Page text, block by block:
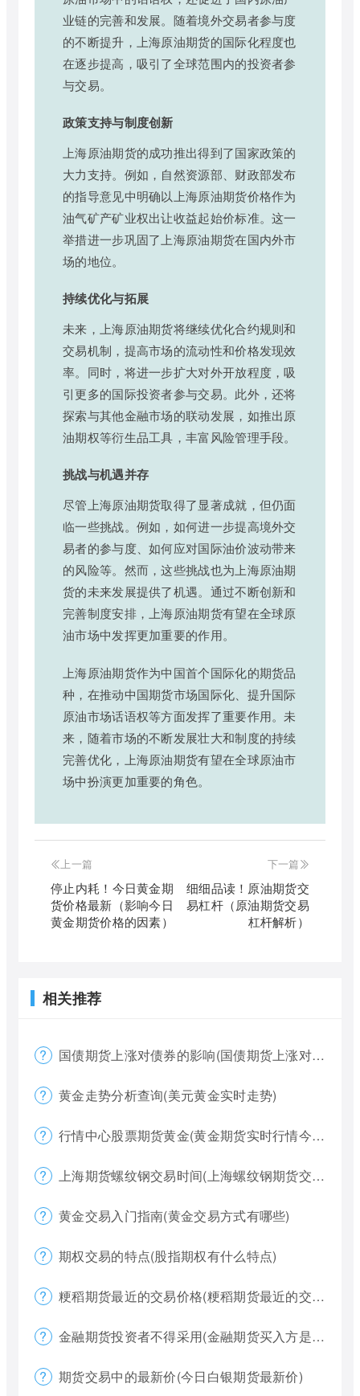
业链的完善和发展。随着境外交易者参与度
的不断提升，上海原油期货的国际化程度也
在逐步提高，吸引了全球范围内的投资者参
与交易。
政策支持与制度创新
上海原油期货的成功推出得到了国家政策的
大力支持。例如，自然资源部、财政部发布
的指导意见中明确以上海原油期货价格作为
油气矿产矿业权出让收益起始价标准。这一
举措进一步巩固了上海原油期货在国内外市
场的地位。
持续优化与拓展
未来，上海原油期货将继续优化合约规则和
交易机制，提高市场的流动性和价格发现效
率。同时，将进一步扩大对外开放程度，吸
引更多的国际投资者参与交易。此外，还将
探索与其他金融市场的联动发展，如推出原
油期权等衍生品工具，丰富风险管理手段。
挑战与机遇并存
尽管上海原油期货取得了显著成就，但仍面
临一些挑战。例如，如何进一步提高境外交
易者的参与度、如何应对国际油价波动带来
的风险等。然而，这些挑战也为上海原油期
货的未来发展提供了机遇。通过不断创新和
完善制度安排，上海原油期货有望在全球原
油市场中发挥更加重要的作用。
上海原油期货作为中国首个国际化的期货品
种，在推动中国期货市场国际化、提升国际
原油市场话语权等方面发挥了重要作用。未
来，随着市场的不断发展壮大和制度的持续
完善优化，上海原油期货有望在全球原油市
场中扮演更加重要的角色。
上一篇
停止内耗！今日黄金期
货价格最新（影响今日
黄金期货价格的因素）
下一篇
细细品读！原油期货交
易杠杆（原油期货交易
杠杆解析）
相关推荐
国债期货上涨对债券的影响(国债期货上涨对债券的影响大吗)
黄金走势分析查询(美元黄金实时走势)
行情中心股票期货黄金(黄金期货实时行情今天)
上海期货螺纹钢交易时间(上海螺纹钢期货交割)
黄金交易入门指南(黄金交易方式有哪些)
期权交易的特点(股指期权有什么特点)
粳稻期货最近的交易价格(粳稻期货最近的交易价格是什么)
金融期货投资者不得采用(金融期货买入方是否有履约权利)
期货交易中的最新价(今日白银期货最新价)